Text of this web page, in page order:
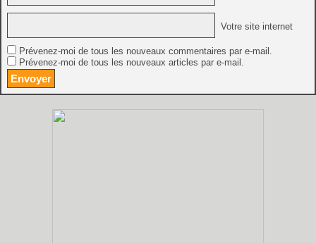
Votre site internet
Prévenez-moi de tous les nouveaux commentaires par e-mail.
Prévenez-moi de tous les nouveaux articles par e-mail.